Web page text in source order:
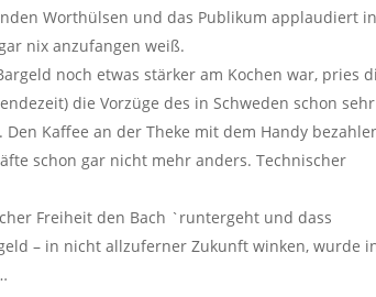
Worthülsen und das Publikum applaudiert in
nix anzufangen weiß.
noch etwas stärker am Kochen war, pries
die Vorzüge des in Schweden schon
Kaffee an der Theke mit dem Handy
schon gar nicht mehr anders. Technischer
Freiheit den Bach `runtergeht und dass
– in nicht allzuferner Zukunft winken, wurde